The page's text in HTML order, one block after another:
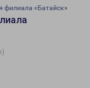
филиала «Батайск»